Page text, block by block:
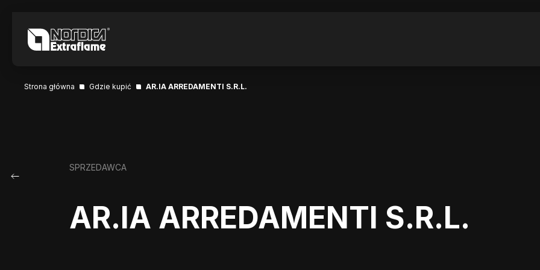
Strona główna Gdzie kupić AR.IA ARREDAMENTI S.R.L.
SPRZEDAWCA
AR.IA ARREDAMENTI S.R.L.